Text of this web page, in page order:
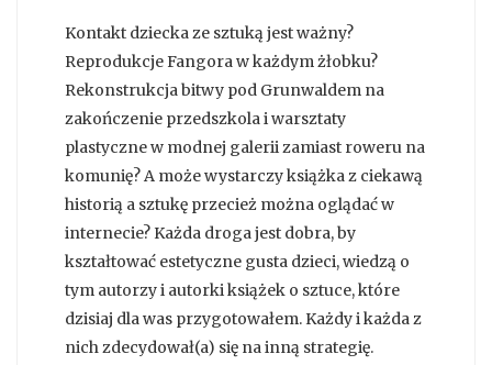
Kontakt dziecka ze sztuką jest ważny?
Reprodukcje Fangora w każdym żłobku?
Rekonstrukcja bitwy pod Grunwaldem na
zakończenie przedszkola i warsztaty
plastyczne w modnej galerii zamiast roweru na
komunię? A może wystarczy książka z ciekawą
historią a sztukę przecież można oglądać w
internecie? Każda droga jest dobra, by
kształtować estetyczne gusta dzieci, wiedzą o
tym autorzy i autorki książek o sztuce, które
dzisiaj dla was przygotowałem. Każdy i każda z
nich zdecydował(a) się na inną strategię.